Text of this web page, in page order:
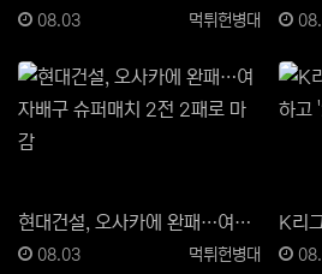
등록자
먹튀헌병대
등록일
08.03 등
현대건설, 오사카에 완패…여자배구 슈퍼매치 2전 2패로…
등록자
먹튀헌병대
등록일
08.03 등